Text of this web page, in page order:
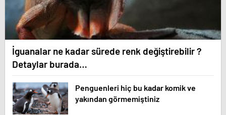
İguanalar ne kadar sürede renk değiştirebilir ?
Detaylar burada…
Penguenleri hiç bu kadar komik ve
yakından görmemiştiniz